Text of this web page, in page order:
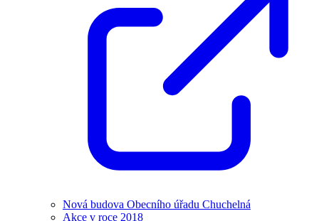
Nová budova Obecního úřadu Chuchelná
Akce v roce 2018